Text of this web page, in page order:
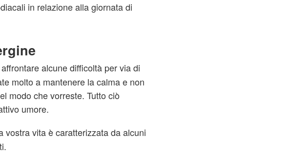
in relazione alla giornata di
alcune difficoltà per via di
molto a mantenere la calma e non
modo che vorreste. Tutto ciò
umore.
vostra vita è caratterizzata da alcuni